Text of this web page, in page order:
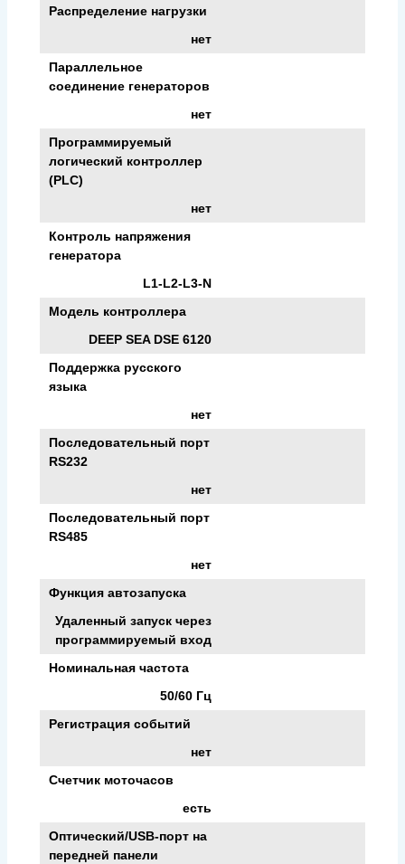
Распределение нагрузки
нет
Параллельное
соединение генераторов
нет
Программируемый
логический контроллер
(PLC)
нет
Контроль напряжения
генератора
L1-L2-L3-N
Модель контроллера
DEEP SEA DSE 6120
Поддержка русского
языка
нет
Последовательный порт
RS232
нет
Последовательный порт
RS485
нет
Функция автозапуска
Удаленный запуск через
программируемый вход
Номинальная частота
50/60 Гц
Регистрация событий
нет
Счетчик моточасов
есть
Оптический/USB-порт на
передней панели